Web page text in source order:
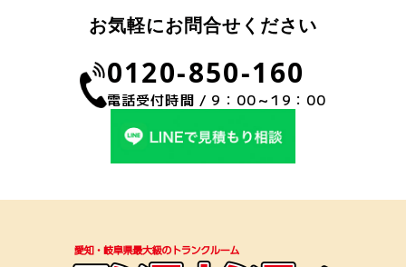
お気軽にお問合せください
0120-850-160
電話受付時間 / 9：00～19：00